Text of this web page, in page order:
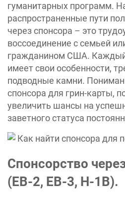
гуманитарных программ.
распространенные пути
через спонсора – это
воссоединение с семьей
гражданином США. Каждый
имеет свои особенности,
подводные камни.
спонсора для грин-карты,
увеличить шансы на
заветного статуса
Спонсорство
(EB-2, EB-3, H-1B).